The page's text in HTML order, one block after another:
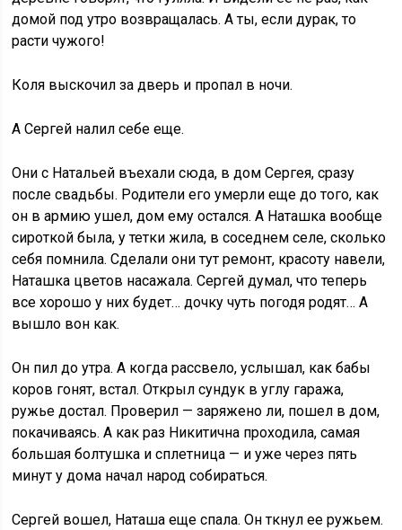
домой под утро возвращалась. А ты, если дурак, то
расти чужого!
Коля выскочил за дверь и пропал в ночи.
А Сергей налил себе еще.
Они с Натальей въехали сюда, в дом Сергея, сразу
после свадьбы. Родители его умерли еще до того, как
он в армию ушел, дом ему остался. А Наташка вообще
сироткой была, у тетки жила, в соседнем селе, сколько
себя помнила. Сделали они тут ремонт, красоту навели,
Наташка цветов насажала. Сергей думал, что теперь
все хорошо у них будет… дочку чуть погодя родят… А
вышло вон как.
Он пил до утра. А когда рассвело, услышал, как бабы
коров гонят, встал. Открыл сундук в углу гаража,
ружье достал. Проверил — заряжено ли, пошел в дом,
покачиваясь. А как раз Никитична проходила, самая
большая болтушка и сплетница — и уже через пять
минут у дома начал народ собираться.
Сергей вошел, Наташа еще спала. Он ткнул ее ружьем.